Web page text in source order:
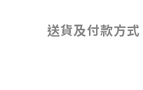
送貨及付款方式